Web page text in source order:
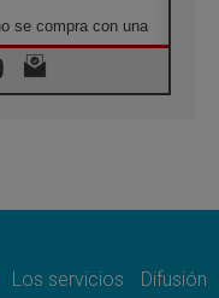
se compra con una
los 416 años del
Los servicios
Difusión